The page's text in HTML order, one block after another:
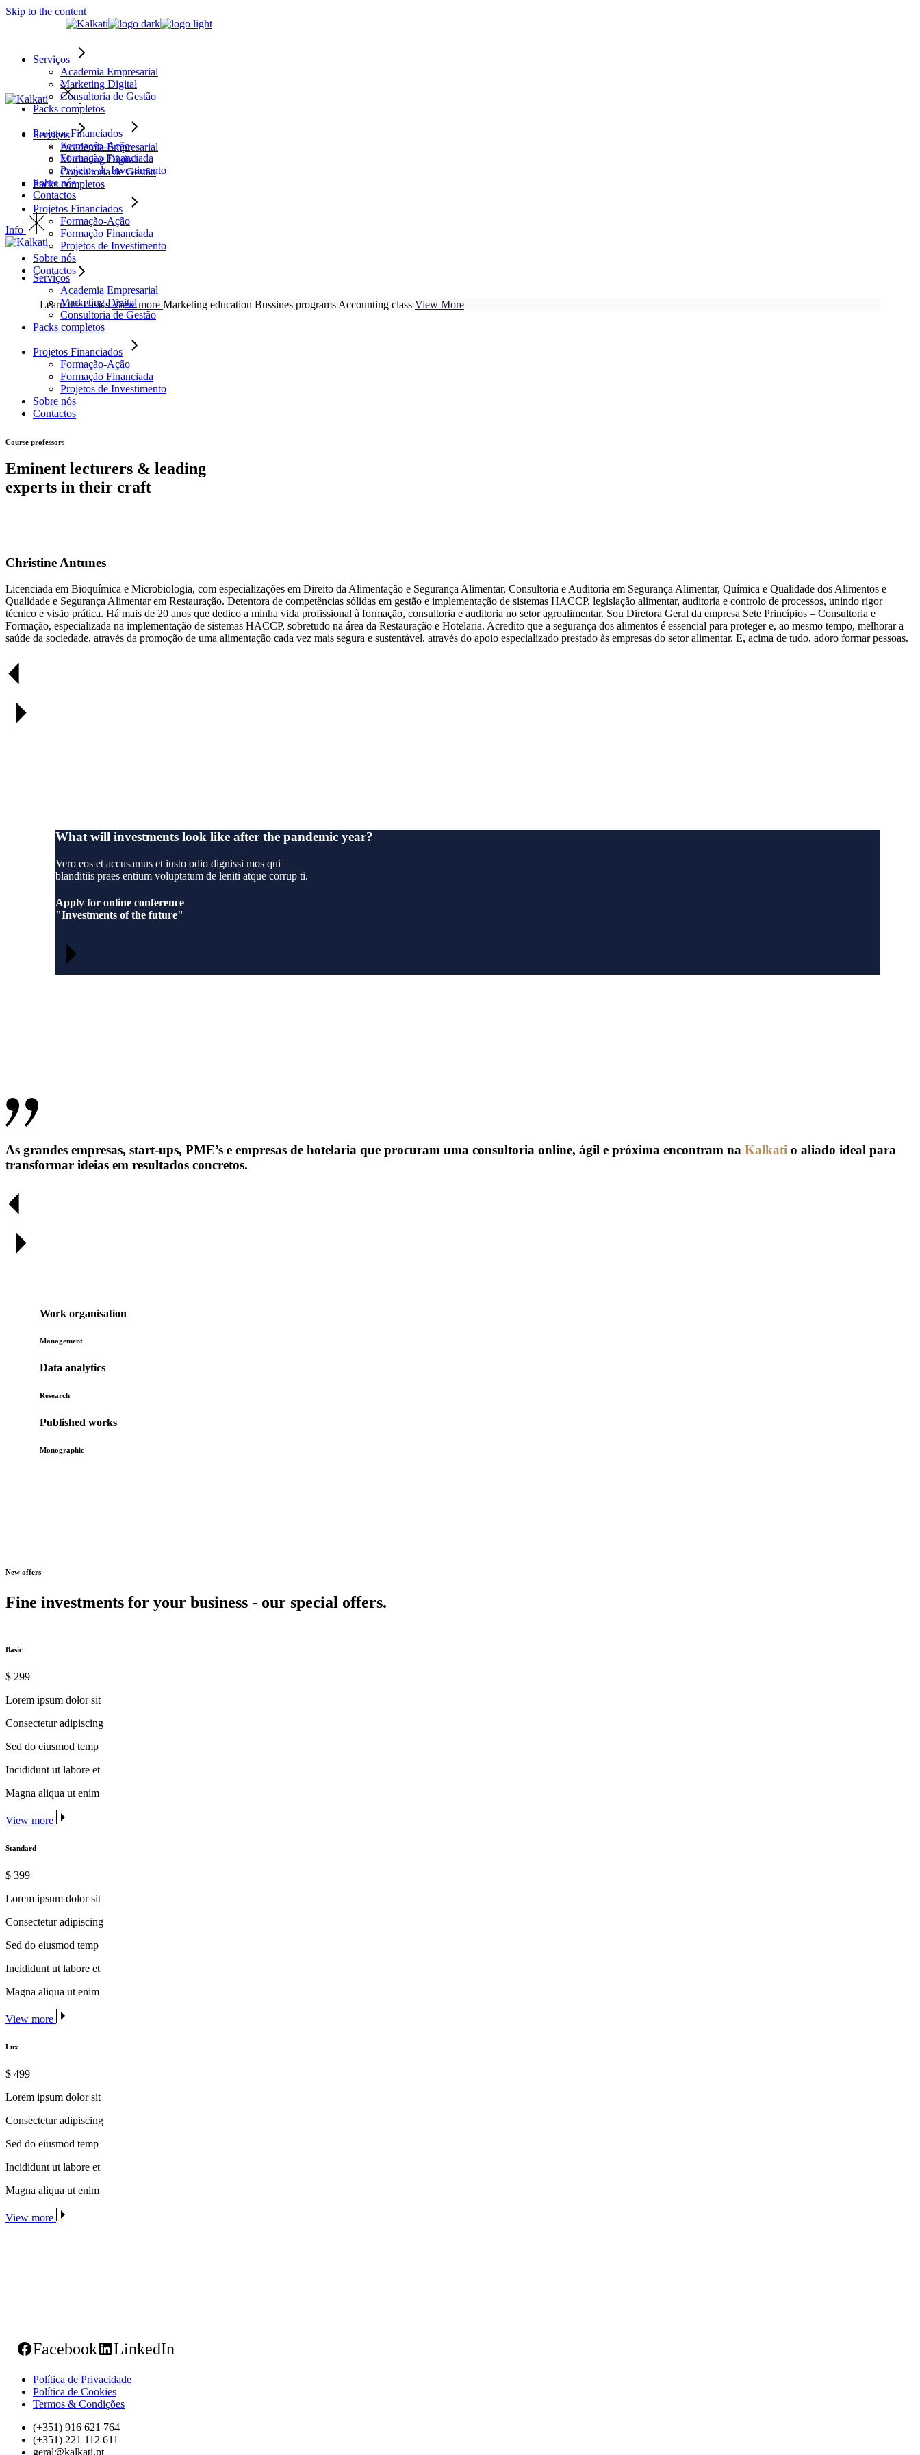
Skip to the content
Serviços
Academia Empresarial
Marketing Digital
Consultoria de Gestão
Packs completos
Projetos Financiados
Formação-Ação
Formação Financiada
Projetos de Investimento
Sobre nós
Contactos
Info
Serviços
Academia Empresarial
Marketing Digital
Consultoria de Gestão
Packs completos
Projetos Financiados
Formação-Ação
Formação Financiada
Projetos de Investimento
Sobre nós
Contactos
Serviços
Academia Empresarial
Marketing Digital
Consultoria de Gestão
Packs completos
Projetos Financiados
Formação-Ação
Formação Financiada
Projetos de Investimento
Sobre nós
Contactos
Learn the basics View more Marketing education Bussines programs Accounting class View More
Course professors
Eminent lecturers & leading
experts in their craft
Christine Antunes
Licenciada em Bioquímica e Microbiologia, com especializações em Direito da Alimentação e Segurança Alimentar, Consultoria e Auditoria em Segurança Alimentar, Química e Qualidade dos Alimentos e
Qualidade e Segurança Alimentar em Restauração. Detentora de competências sólidas em gestão e implementação de sistemas HACCP, legislação alimentar, auditoria e controlo de processos, unindo rigor
técnico e visão prática. Há mais de 20 anos que dedico a minha vida profissional à formação, consultoria e auditoria no setor agroalimentar. Sou Diretora Geral da empresa Sete Princípios – Consultoria e
Formação, especializada na implementação de sistemas HACCP, sobretudo na área da Restauração e Hotelaria. Acredito que a segurança dos alimentos é essencial para proteger e, ao mesmo tempo, melhorar a
saúde da sociedade, através da promoção de uma alimentação cada vez mais segura e sustentável, através do apoio especializado prestado às empresas do setor alimentar. E, acima de tudo, adoro formar pessoas.
What will investments look like after the pandemic year?
Vero eos et accusamus et iusto odio dignissi mos qui
blanditiis praes entium voluptatum de leniti atque corrup ti.
Apply for online conference
"Investments of the future"
As grandes empresas, start-ups, PME’s e empresas de hotelaria que procuram uma consultoria online, ágil e próxima encontram na Kalkati o aliado ideal para
transformar ideias em resultados concretos.
Work organisation
Management
Data analytics
Research
Published works
Monographic
New offers
Fine investments for your business - our special offers.
Basic
$ 299
Lorem ipsum dolor sit
Consectetur adipiscing
Sed do eiusmod temp
Incididunt ut labore et
Magna aliqua ut enim
View more
Standard
$ 399
Lorem ipsum dolor sit
Consectetur adipiscing
Sed do eiusmod temp
Incididunt ut labore et
Magna aliqua ut enim
View more
Lux
$ 499
Lorem ipsum dolor sit
Consectetur adipiscing
Sed do eiusmod temp
Incididunt ut labore et
Magna aliqua ut enim
View more
Facebook LinkedIn
Política de Privacidade
Política de Cookies
Termos & Condições
(+351) 916 621 764
(+351) 221 112 611
geral@kalkati.pt